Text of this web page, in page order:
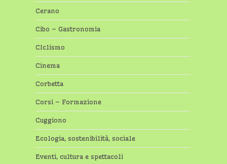
Cerano
Cibo – Gastronomia
CIclismo
Cinema
Corbetta
Corsi – Formazione
Cuggiono
Ecologia, sostenibilità, sociale
Eventi, cultura e spettacoli